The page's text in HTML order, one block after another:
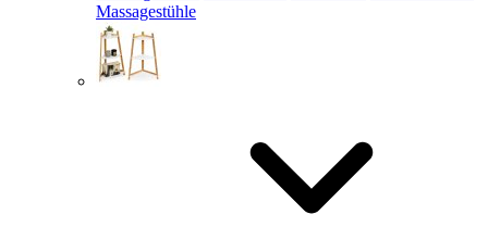
Massagestühle